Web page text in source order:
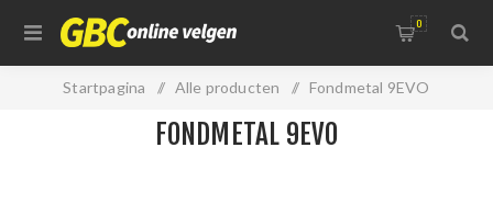
0
Startpagina / Alle producten / Fondmetal 9EVO
FONDMETAL 9EVO